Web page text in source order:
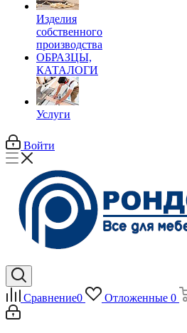
Изделия
собственного
производства
ОБРАЗЦЫ,
КАТАЛОГИ
Услуги
Войти
Сравнение0 Отложенные 0